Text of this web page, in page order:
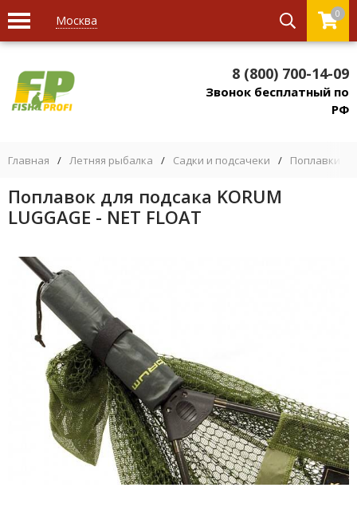
Москва 0
8 (800) 700-14-09
Звонок бесплатный по
РФ
Главная / Летняя рыбалка / Садки и подсачеки / Поплавки
Поплавок для подсака KORUM
LUGGAGE - NET FLOAT